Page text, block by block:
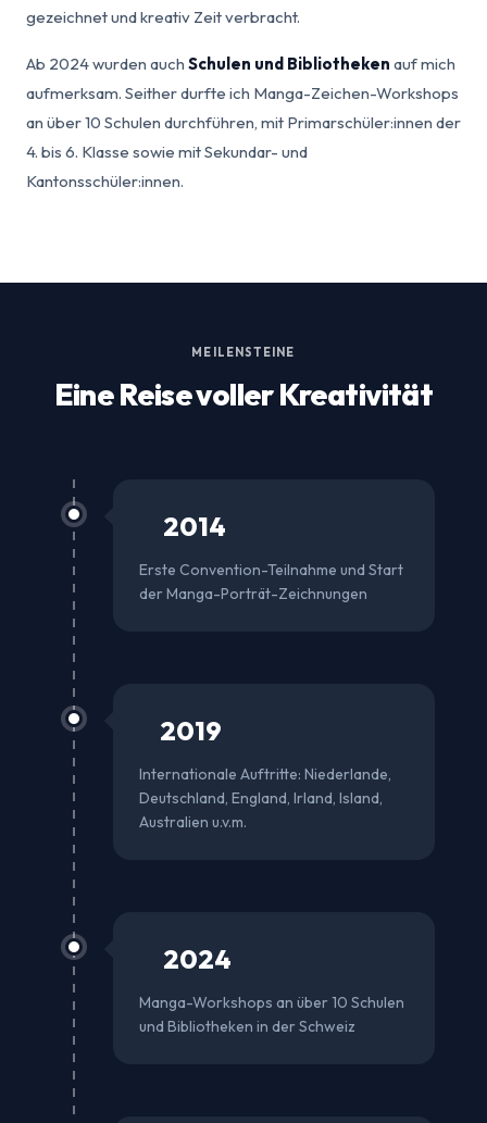
gezeichnet und kreativ Zeit verbracht.
Ab 2024 wurden auch Schulen und Bibliotheken auf mich
aufmerksam. Seither durfte ich Manga-Zeichen-Workshops
an über 10 Schulen durchführen, mit Primarschüler:innen der
4. bis 6. Klasse sowie mit Sekundar- und
Kantonsschüler:innen.
MEILENSTEINE
Eine Reise voller Kreativität
2014
Erste Convention-Teilnahme und Start
der Manga-Porträt-Zeichnungen
2019
Internationale Auftritte: Niederlande,
Deutschland, England, Irland, Island,
Australien u.v.m.
2024
Manga-Workshops an über 10 Schulen
und Bibliotheken in der Schweiz